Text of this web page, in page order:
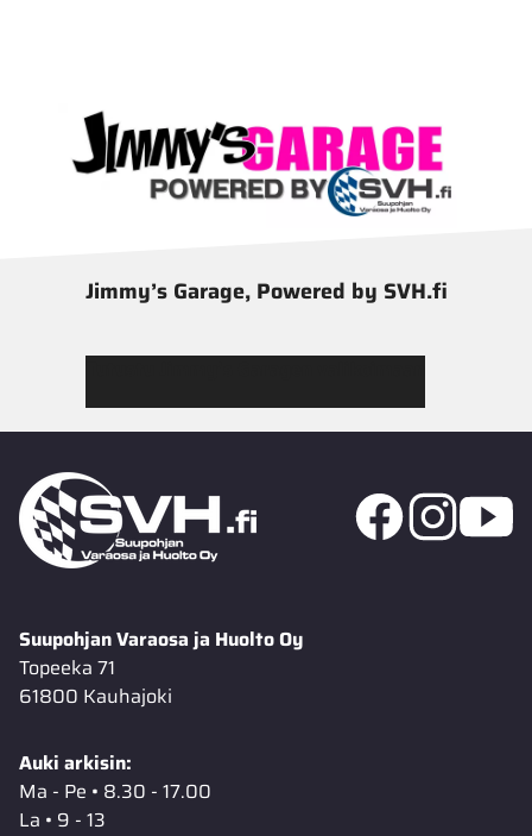
Jimmy’s Garage, Powered by SVH.fi
Suupohjan Varaosa ja Huolto Oy
Topeeka 71
61800 Kauhajoki
Auki arkisin:
Ma - Pe • 8.30 - 17.00
La • 9 - 13